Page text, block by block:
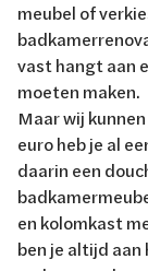
meubel of
vast hangt aan
moeten maken.
Maar wij
euro heb je al
daarin een
en kolomkast
ben je altijd aan